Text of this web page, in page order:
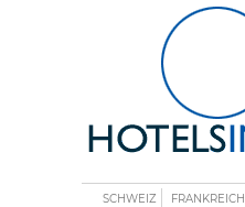
SCHWEIZ FRANKREICH